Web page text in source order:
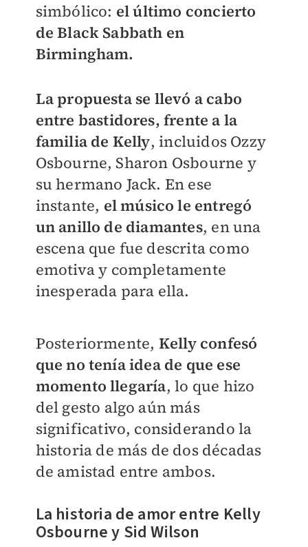
simbólico: el último concierto
de Black Sabbath en
Birmingham.
La propuesta se llevó a cabo
entre bastidores, frente a la
familia de Kelly, incluidos Ozzy
Osbourne, Sharon Osbourne y
su hermano Jack. En ese
instante, el músico le entregó
un anillo de diamantes, en una
escena que fue descrita como
emotiva y completamente
inesperada para ella.
Posteriormente, Kelly confesó
que no tenía idea de que ese
momento llegaría, lo que hizo
del gesto algo aún más
significativo, considerando la
historia de más de dos décadas
de amistad entre ambos.
La historia de amor entre Kelly
Osbourne y Sid Wilson